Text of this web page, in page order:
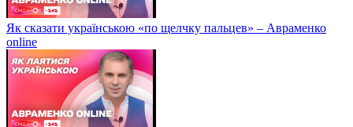
Як сказати українською «по щелчку пальцев» – Авраменко
online